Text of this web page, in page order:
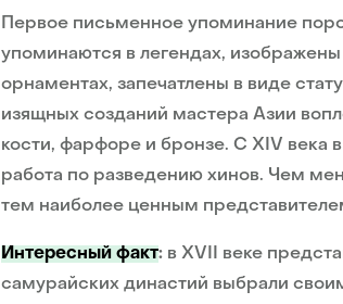
Первое письменное упоминание
упоминаются в легендах,
орнаментах, запечатлены в виде
изящных созданий мастера Азии
кости, фарфоре и бронзе. С XIV века
работа по разведению хинов. Чем
тем наиболее ценным
Интересный факт: в XVII веке
самурайских династий выбрали